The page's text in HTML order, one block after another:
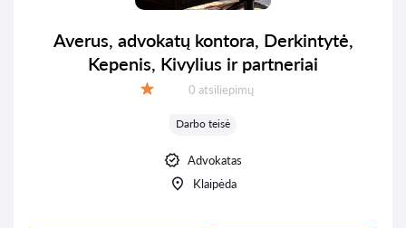
Averus, advokatų kontora, Derkintytė,
Kepenis, Kivylius ir partneriai
Atsiliepimų:
0 atsiliepimų
Darbo teisė
Advokatas
Klaipėda